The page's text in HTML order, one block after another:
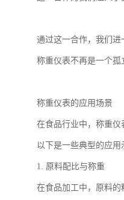
通过这一合作，我们进
称重仪表不再是一个孤
称重仪表的应用场景
在食品行业中，称重仪
以下是一些典型的应用
1. 原料配比与称重
在食品加工中，原料的